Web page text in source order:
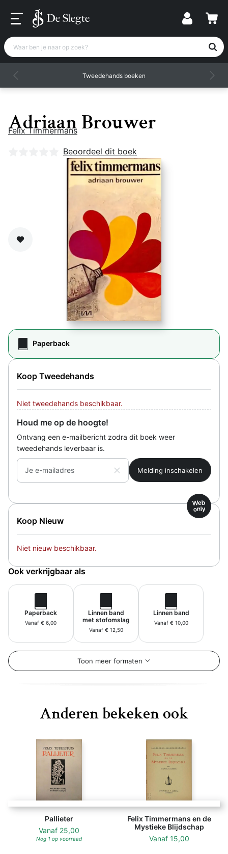
Waar ben je naar op zoek?
Tweedehands boeken
Adriaan Brouwer
Felix Timmermans
Nog geen beoordelingen
Beoordeel dit boek
Zet op verlanglijst
Paperback
Koop Tweedehands
Niet tweedehands beschikbaar.
Houd me op de hoogte!
Ontvang een e-mailbericht zodra dit boek weer
tweedehands leverbaar is.
Je e-mailadres
Koop Nieuw
Web
only
Niet nieuw beschikbaar.
Ook verkrijgbaar als
Paperback
Vanaf € 6,00
Linnen band
met stofomslag
Vanaf € 12,50
Linnen band
Vanaf € 10,00
Toon meer formaten
Anderen bekeken ook
Pallieter
Vanaf 25,00
Nog 1 op voorraad
Felix Timmermans en de
Mystieke Blijdschap
Vanaf 15,00